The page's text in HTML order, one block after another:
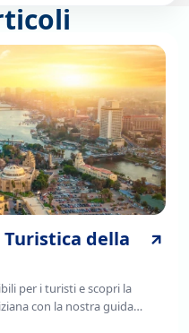
della
per i turisti e scopri la
con la nostra guida